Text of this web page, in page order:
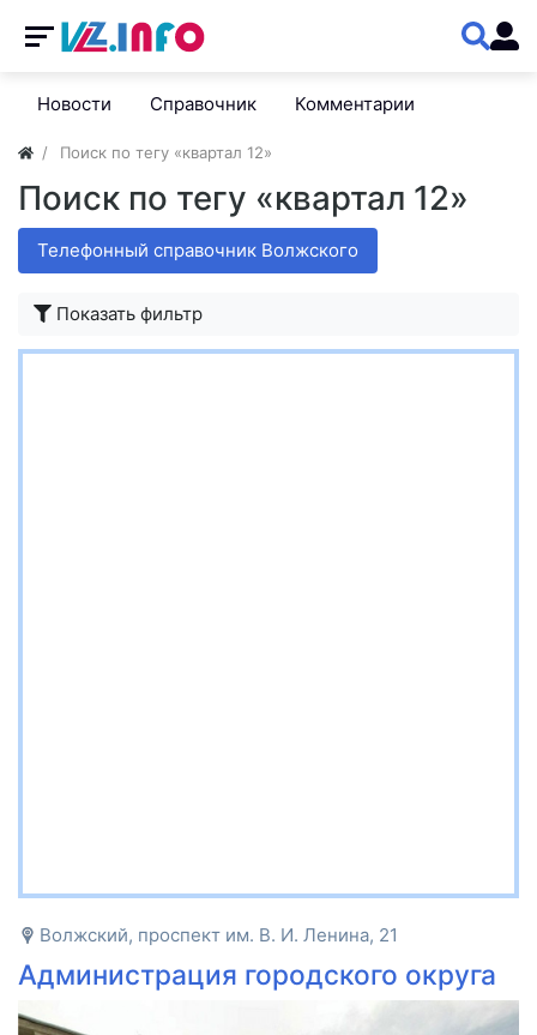
Новости Справочник Комментарии
Поиск по тегу «квартал 12»
Поиск по тегу «квартал 12»
Телефонный справочник Волжского
Показать фильтр
Волжский, проспект им. В. И. Ленина, 21
Администрация городского округа